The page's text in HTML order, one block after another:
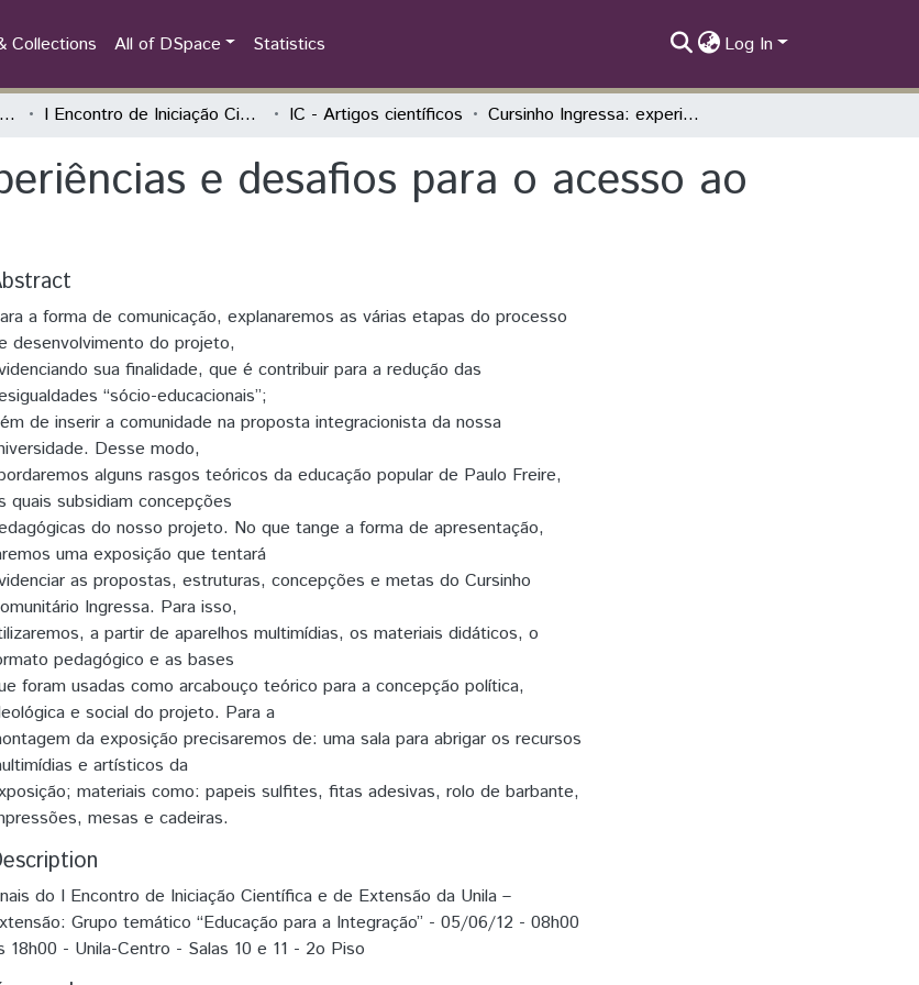
Collections All of DSpace Statistics Log In
Iniciação Científica da UNILA (IC) I Encontro de Iniciação Científica e de Extensão da Unila "Conhecer e Transformar" IC - Artigos científicos Cursinho Ingressa: experiências e desafios para o acesso ao ensino superior
e desafios para o acesso ao
a forma de comunicação, explanaremos as várias etapas do processo
desenvolvimento do projeto,
sua finalidade, que é contribuir para a redução das
“sócio-educacionais”;
de inserir a comunidade na proposta integracionista da nossa
Desse modo,
alguns rasgos teóricos da educação popular de Paulo Freire,
quais subsidiam concepções
do nosso projeto. No que tange a forma de apresentação,
uma exposição que tentará
as propostas, estruturas, concepções e metas do Cursinho
Ingressa. Para isso,
a partir de aparelhos multimídias, os materiais didáticos, o
pedagógico e as bases
foram usadas como arcabouço teórico para a concepção política,
e social do projeto. Para a
da exposição precisaremos de: uma sala para abrigar os recursos
e artísticos da
materiais como: papeis sulfites, fitas adesivas, rolo de barbante,
mesas e cadeiras.
do I Encontro de Iniciação Científica e de Extensão da Unila –
Grupo temático “Educação para a Integração” - 05/06/12 - 08h00
18h00 - Unila-Centro - Salas 10 e 11 - 2o Piso